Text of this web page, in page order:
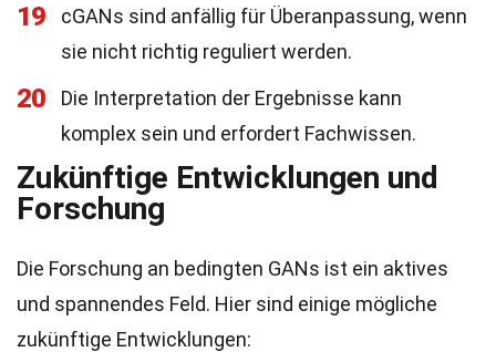
19
cGANs sind anfällig für Überanpassung, wenn
sie nicht richtig reguliert werden.
20
Die Interpretation der Ergebnisse kann
komplex sein und erfordert Fachwissen.
Zukünftige Entwicklungen und
Forschung
Die Forschung an bedingten GANs ist ein aktives
und spannendes Feld. Hier sind einige mögliche
zukünftige Entwicklungen: